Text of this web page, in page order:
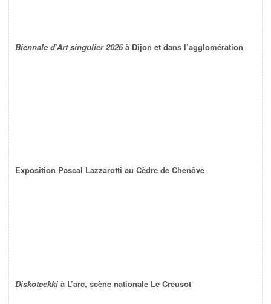
Biennale d’Art singulier 2026à Dijon et dans l’agglomération
Exposition Pascal Lazzarotti au Cèdre de Chenôve
Diskoteekki à L’arc, scène nationale Le Creusot